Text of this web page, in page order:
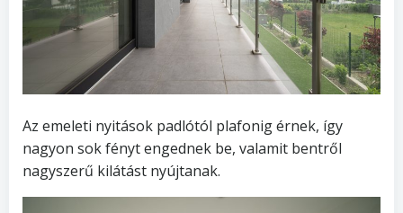
Az emeleti nyitások padlótól plafonig érnek, így
nagyon sok fényt engednek be, valamit bentről
nagyszerű kilátást nyújtanak.